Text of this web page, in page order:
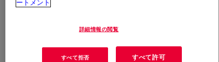
ストック
詳細情報の閲覧
すべて拒否 すべて許可